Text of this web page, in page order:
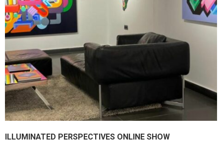
ILLUMINATED PERSPECTIVES ONLINE SHOW